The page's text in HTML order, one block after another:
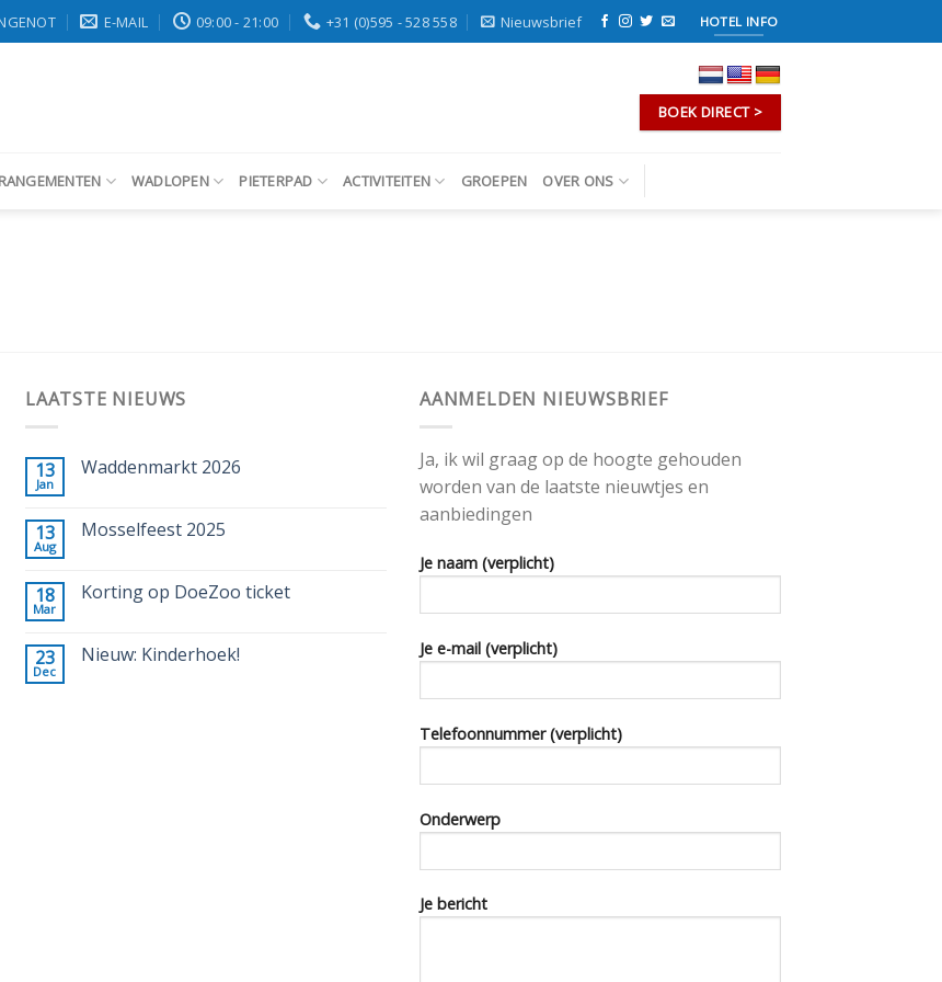
E-MAIL 09:00 - 21:00 +31 (0)595 - 528 558 Nieuwsbrief HOTEL INFO
BOEK DIRECT >
WADLOPEN PIETERPAD ACTIVITEITEN GROEPEN OVER ONS
LAATSTE NIEUWS
13
Jan
Waddenmarkt 2026
13
Aug
Mosselfeest 2025
18
Mar
Korting op DoeZoo ticket
23
Dec
Nieuw: Kinderhoek!
AANMELDEN NIEUWSBRIEF
Ja, ik wil graag op de hoogte gehouden
worden van de laatste nieuwtjes en
aanbiedingen
Je naam (verplicht)
Je e-mail (verplicht)
Telefoonnummer (verplicht)
Onderwerp
Je bericht